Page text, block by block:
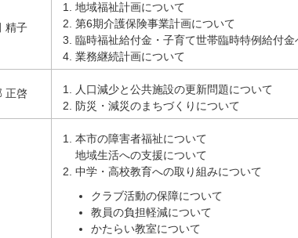
精子
地域福祉計画について
第6期介護保険事業計画について
臨時福祉給付金・子育て世帯臨時特例給付
業務継続計画について
正啓
人口減少と公共施設の更新問題について
防災・減災のまちづくりについて
本市の障害者福祉について
地域生活への支援について
中学・高校教育への取り組みについて
クラブ活動の保障について
教員の負担軽減について
かたらい教室について